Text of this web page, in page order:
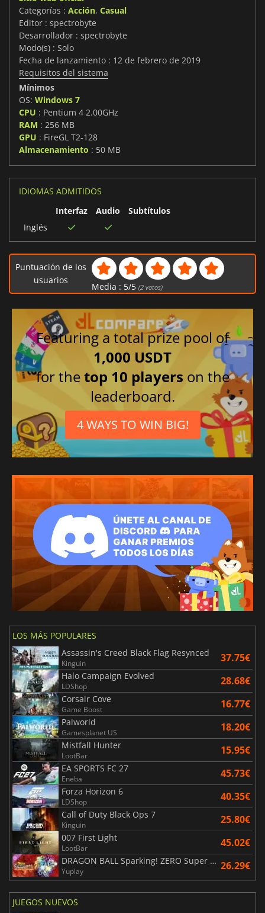
Categorías : Acción, Casual
Editor : spectrobyte
Desarrollador : spectrobyte
Modo(s) : Solo
Fecha de lanzamiento : 12 de febrero de 2019
Requisitos del sistema
Mínimos
OS: Windows 7
CPU : Pentium 4 2.00GHz
RAM : 256 MB
GPU : FireGL T2-128
Almacenamiento : 50 MB
IDIOMAS ADMITIDOS
Interfaz
Audio
Subtítulos
Inglés
Puntuación de los
usuarios
Media : 5/5 (2votos)
Featuring a total prize pool of
1,000 USDT
for thetop 10 players on the
leaderboard.
4 WAYS TO WIN BIG!
LOS MÁS POPULARES
Assassin's Creed Black Flag Resynced
Kinguin 37.75€
Halo Campaign Evolved
LDShop 28.68€
Corsair Cove
Game Boost 16.77€
Palworld
Gamesplanet US 18.20€
Mistfall Hunter
LootBar 15.95€
EA SPORTS FC 27
Eneba 45.73€
Forza Horizon 6
LDShop 40.35€
Call of Duty Black Ops 7
Kinguin 25.80€
007 First Light
LootBar 45.02€
DRAGON BALL Sparking! ZERO Super Limit Breaking NEO
Yuplay 26.29€
JUEGOS NUEVOS